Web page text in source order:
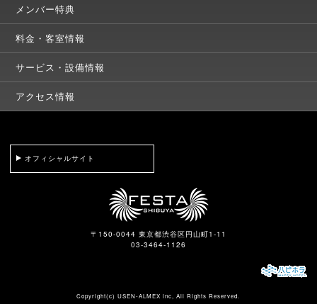
メンバー特典
料金・客室情報
サービス・設備情報
アクセス情報
オフィシャルサイト
〒150-0044 東京都渋谷区円山町1-11
03-3464-1126
Copyright(c)USEN-ALMEX inc, All Rights Reserved.